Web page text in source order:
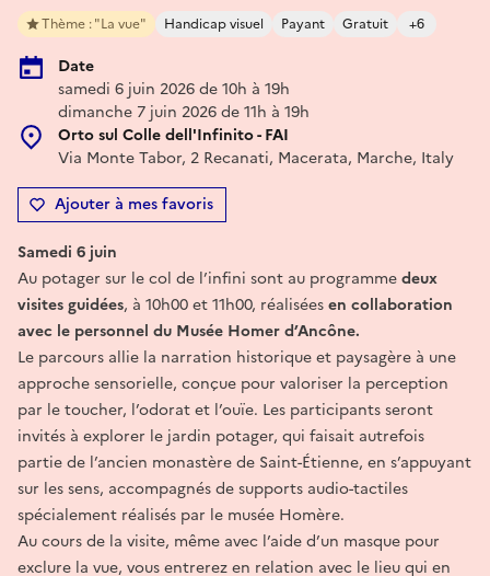
Thème : "La vue" Handicap visuel Payant Gratuit +6
Date
samedi 6 juin 2026 de 10h à 19h
dimanche 7 juin 2026 de 11h à 19h
Orto sul Colle dell'Infinito - FAI
Via Monte Tabor, 2 Recanati, Macerata, Marche, Italy
Ajouter à mes favoris
Samedi 6 juin
Au potager sur le col de l’infini sont au programmedeux
visites guidées, à 10h00 et 11h00, réaliséesen collaboration
avec le personnel du Musée Homer d’Ancône.
Le parcours allie la narration historique et paysagère à une
approche sensorielle, conçue pour valoriser la perception
par le toucher, l’odorat et l’ouïe. Les participants seront
invités à explorer le jardin potager, qui faisait autrefois
partie de l’ancien monastère de Saint-Étienne, en s’appuyant
sur les sens, accompagnés de supports audio-tactiles
spécialement réalisés par le musée Homère.
Au cours de la visite, même avec l’aide d’un masque pour
exclure la vue, vous entrerez en relation avec le lieu qui en